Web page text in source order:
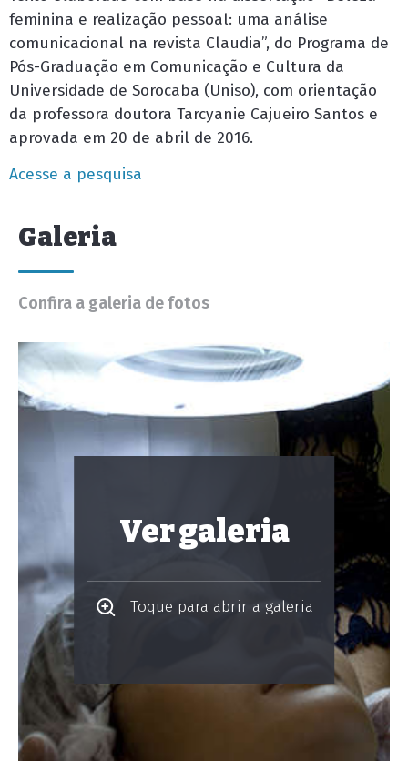
feminina e realização pessoal: uma análise
comunicacional na revista Claudia”, do Programa de
Pós-Graduação em Comunicação e Cultura da
Universidade de Sorocaba (Uniso), com orientação
da professora doutora Tarcyanie Cajueiro Santos e
aprovada em 20 de abril de 2016.
Acesse a pesquisa
Galeria
Confira a galeria de fotos
Ver galeria
Toque para abrir a galeria